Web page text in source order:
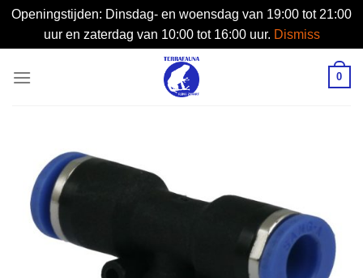
Openingstijden: Dinsdag- en woensdag van 19:00 tot 21:00
uur en zaterdag van 10:00 tot 16:00 uur. Dismiss
0